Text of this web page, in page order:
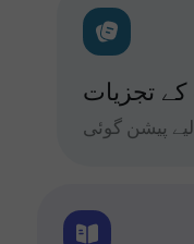
کے تجزیات
پیشن گوئی